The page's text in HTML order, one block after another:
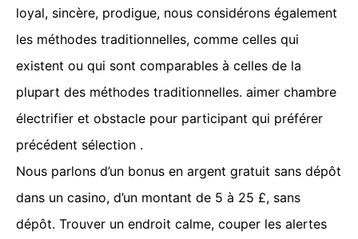
loyal, sincère, prodigue, nous considérons également
les méthodes traditionnelles, comme celles qui
existent ou qui sont comparables à celles de la
plupart des méthodes traditionnelles. aimer chambre
électrifier et obstacle pour participant qui préférer
précédent sélection .
Nous parlons d’un bonus en argent gratuit sans dépôt
dans un casino, d’un montant de 5 à 25 £, sans
dépôt. Trouver un endroit calme, couper les alertes